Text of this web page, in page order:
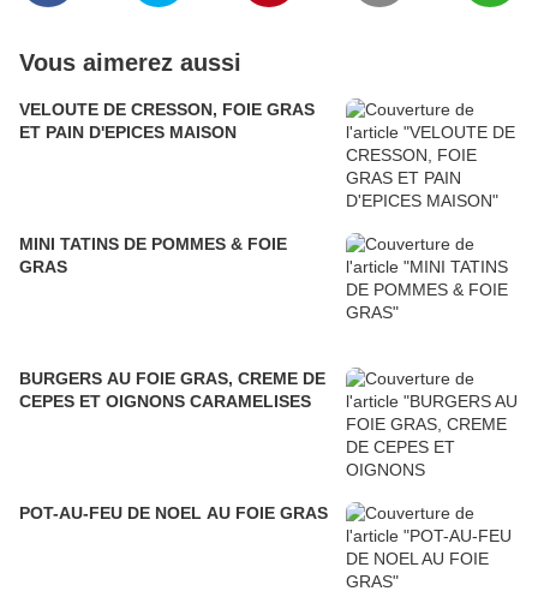
Vous aimerez aussi
VELOUTE DE CRESSON, FOIE GRAS
ET PAIN D'EPICES MAISON
MINI TATINS DE POMMES & FOIE
GRAS
BURGERS AU FOIE GRAS, CREME DE
CEPES ET OIGNONS CARAMELISES
POT-AU-FEU DE NOEL AU FOIE GRAS